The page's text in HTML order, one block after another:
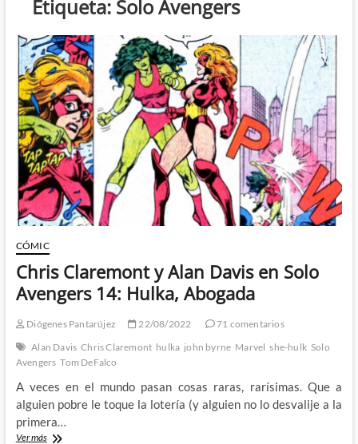
Etiqueta: Solo Avengers
CÓMIC
Chris Claremont y Alan Davis en Solo
Avengers 14: Hulka, Abogada
Diógenes Pantarújez 22/08/2022
71 comentarios
Alan Davis Chris Claremont hulka john byrne Marvel she-hulk Solo
Avengers Tom DeFalco
A veces en el mundo pasan cosas raras, rarísimas. Que a
alguien pobre le toque la lotería (y alguien no lo desvalije a la
primera…
Ver másChris